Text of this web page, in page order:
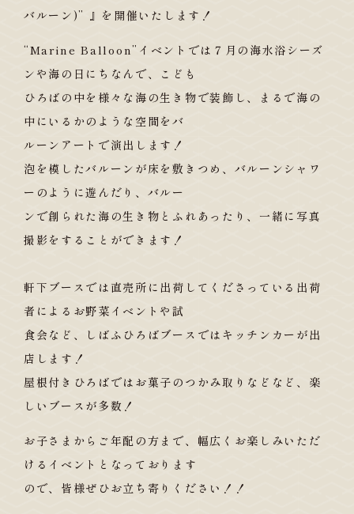
バルーン)” 』を開催いたします！
“Marine Balloon”イベントでは７月の海水浴シーズ
ンや海の日にちなんで、こども
ひろばの中を様々な海の生き物で装飾し、まるで海の
中にいるかのような空間をバ
ルーンアートで演出します！
泡を模したバルーンが床を敷きつめ、バルーンシャワ
ーのように遊んだり、バルー
ンで創られた海の生き物とふれあったり、一緒に写真
撮影をすることができます！
軒下ブースでは直売所に出荷してくださっている出荷
者によるお野菜イベントや試
食会など、しばふひろばブースではキッチンカーが出
店します！
屋根付きひろばではお菓子のつかみ取りなどなど、楽
しいブースが多数！
お子さまからご年配の方まで、幅広くお楽しみいただ
けるイベントとなっております
ので、皆様ぜひお立ち寄りください！！